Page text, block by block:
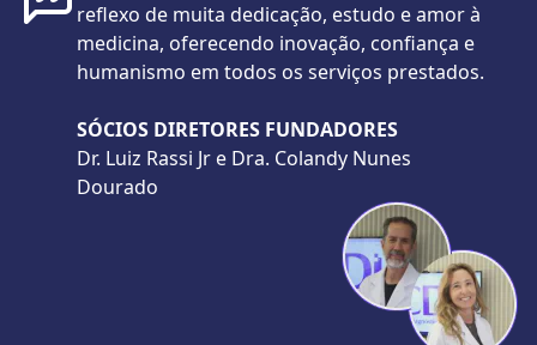
reflexo de muita dedicação, estudo e amor à
medicina, oferecendo inovação, confiança e
humanismo em todos os serviços prestados.
SÓCIOS DIRETORES FUNDADORES
Dr. Luiz Rassi Jr e Dra. Colandy Nunes
Dourado